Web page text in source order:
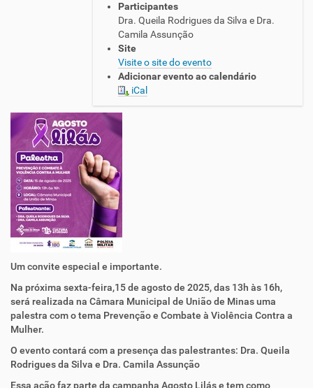
i
a
m
a
.
g
.
g
o
v
.
Participantes
Dra. Queila Rodrigues da Silva e Dra.
Camila Assunção
Site
Visite o site do evento
Adicionar evento ao calendário
iCal
Um convite especial e importante.
Na próxima sexta-feira,15 de agosto de 2025, das 13h às 16h,
será realizada na Câmara Municipal de União de Minas uma
palestra com o tema Prevenção e Combate à Violência Contra a
Mulher.
O evento contará com a presença das palestrantes: Dra. Queila
Rodrigues da Silva e Dra. Camila Assunção
Essa ação faz parte da campanha Agosto Lilás e tem como